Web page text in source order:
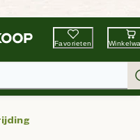
Tuin & Dier
Favorieten